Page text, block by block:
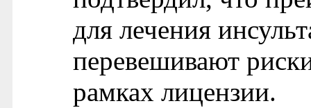
для лечения
перевешивают
рамках лицензии.